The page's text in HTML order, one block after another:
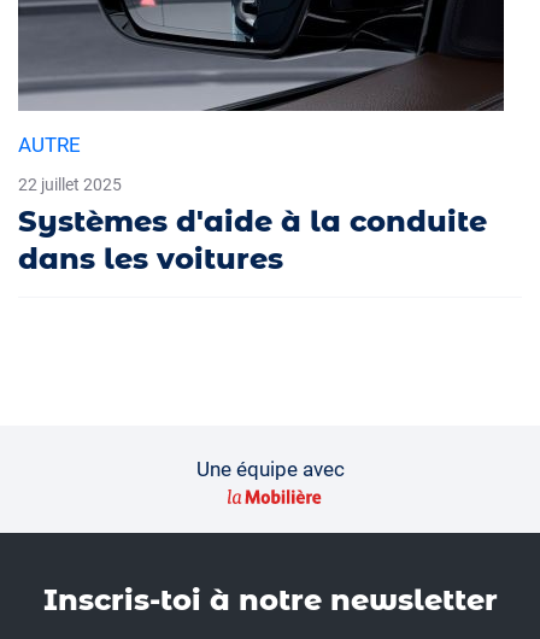
AUTRE
22 juillet 2025
Systèmes d'aide à la conduite
dans les voitures
Une équipe avec
Inscris-toi à notre news­letter